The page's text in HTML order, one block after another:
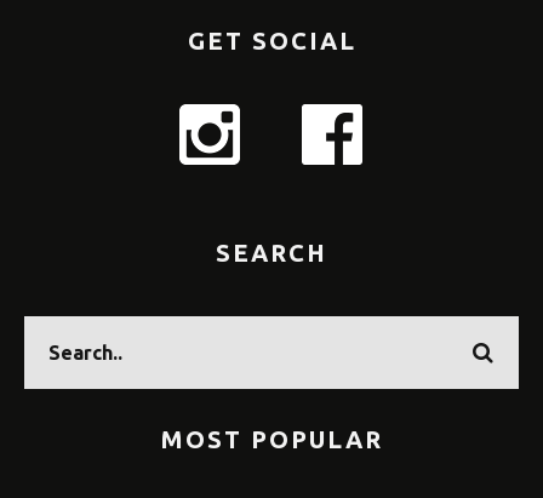
GET SOCIAL
SEARCH
MOST POPULAR